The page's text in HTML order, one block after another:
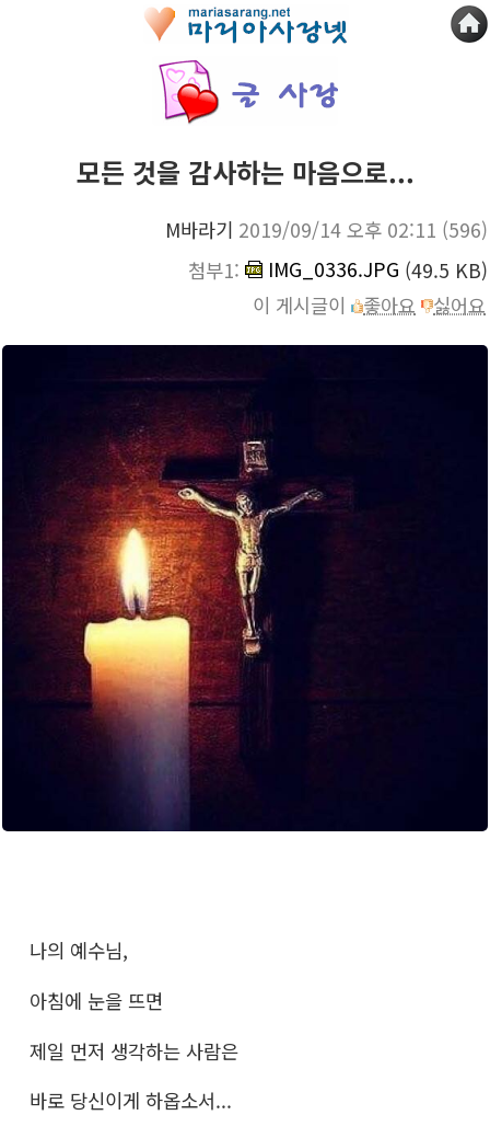
모든 것을 감사하는 마음으로...
M바라기 2019/09/14 오후 02:11 (596)
첨부1:
IMG_0336.JPG (49.5 KB)
이 게시글이
좋아요 싫어요
나의 예수님,
아침에 눈을 뜨면
제일 먼저 생각하는 사람은
바로 당신이게 하옵소서...